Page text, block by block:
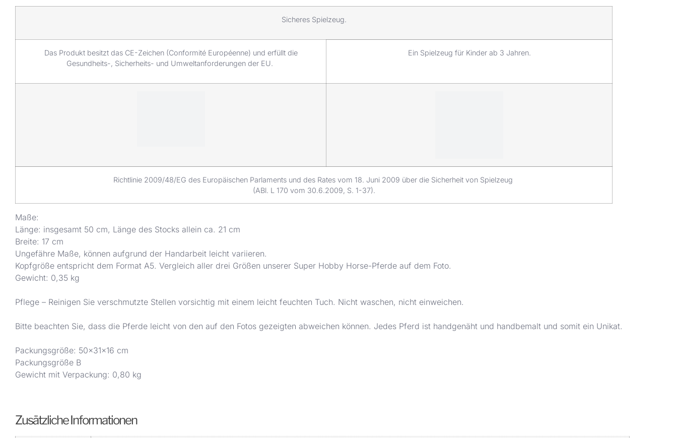
Sicheres Spielzeug.
Das Produkt besitzt das CE-Zeichen (Conformité Européenne) und erfüllt die
Gesundheits-, Sicherheits- und Umweltanforderungen der EU.
Ein Spielzeug für Kinder ab 3 Jahren.
Richtlinie 2009/48/EG des Europäischen Parlaments und des Rates vom 18. Juni 2009 über die Sicherheit von Spielzeug
(ABl. L 170 vom 30.6.2009, S. 1-37).
Maße:
Länge: insgesamt 50 cm, Länge des Stocks allein ca. 21 cm
Breite: 17 cm
Ungefähre Maße, können aufgrund der Handarbeit leicht variieren.
Kopfgröße entspricht dem Format A5. Vergleich aller drei Größen unserer Super Hobby Horse-Pferde auf dem Foto.
Gewicht: 0,35 kg
Pflege – Reinigen Sie verschmutzte Stellen vorsichtig mit einem leicht feuchten Tuch. Nicht waschen, nicht einweichen.
Bitte beachten Sie, dass die Pferde leicht von den auf den Fotos gezeigten abweichen können. Jedes Pferd ist handgenäht und handbemalt und somit ein Unikat.
Packungsgröße: 50x31x16 cm
Packungsgröße B
Gewicht mit Verpackung: 0,80 kg
Zusätzliche Informationen